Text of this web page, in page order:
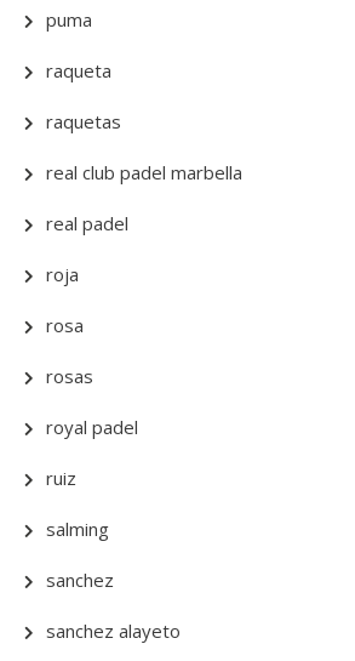
puma
raqueta
raquetas
real club padel marbella
real padel
roja
rosa
rosas
royal padel
ruiz
salming
sanchez
sanchez alayeto